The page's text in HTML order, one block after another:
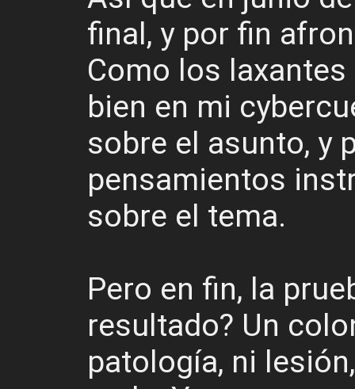
final, y por fin
Como los
bien en mi
sobre el asunto, y
pensamientos
sobre el tema.
Pero en fin, la
resultado? Un
patología, ni